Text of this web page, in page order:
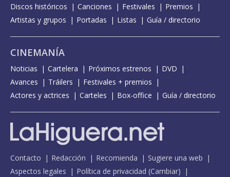
Discos históricos
Canciones Festivales
Premios
Artistas y grupos
Portadas Listas Guía / directorio
CINEMANÍA
Noticias Cartelera Próximos estrenos
DVD
Avances
Tráilers
Festivales + premios
Actores y actrices
Carteles Box-office Guía / directorio
Contacto Redacción Recomienda
Sugiere una web
Aspectos legales
Política de privacidad (Cambiar)